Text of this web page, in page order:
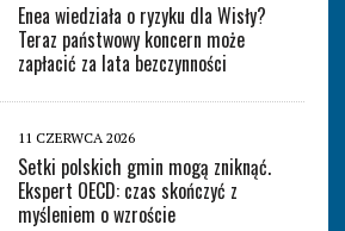
Enea wiedziała o ryzyku dla Wisły?
Teraz państwowy koncern może
zapłacić za lata bezczynności
11 CZERWCA 2026
Setki polskich gmin mogą zniknąć.
Ekspert OECD: czas skończyć z
myśleniem o wzroście